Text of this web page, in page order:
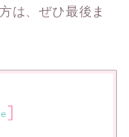
は、ぜひ最後ま
]